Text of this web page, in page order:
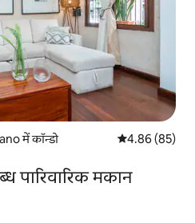
में कॉन्डो औसत रेटिंग 5 में
4.86 (85)
पारिवारिक मकान